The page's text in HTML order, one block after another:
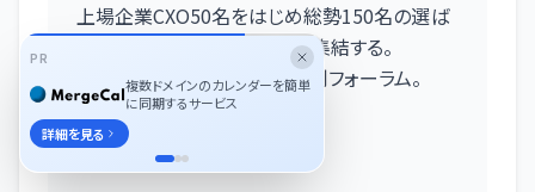
上場企業CXO50名をはじめ総勢150名の選ば
れたリーダーの熱量がここに集結する。
３ヶ月に１回開催の招待審査制フォーラム。
【WEB300Forumについて】
PR
複数ドメインのカレンダーを簡単
に同期するサービス
詳細を見る